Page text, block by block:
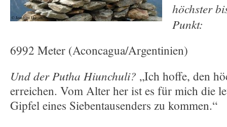
höchster
Punkt:
6992 Meter (Aconcagua/Argentinien)
Und der Putha Hiunchuli? „Ich hoffe, den
erreichen. Vom Alter her ist es für mich die
Gipfel eines Siebentausenders zu kommen.“